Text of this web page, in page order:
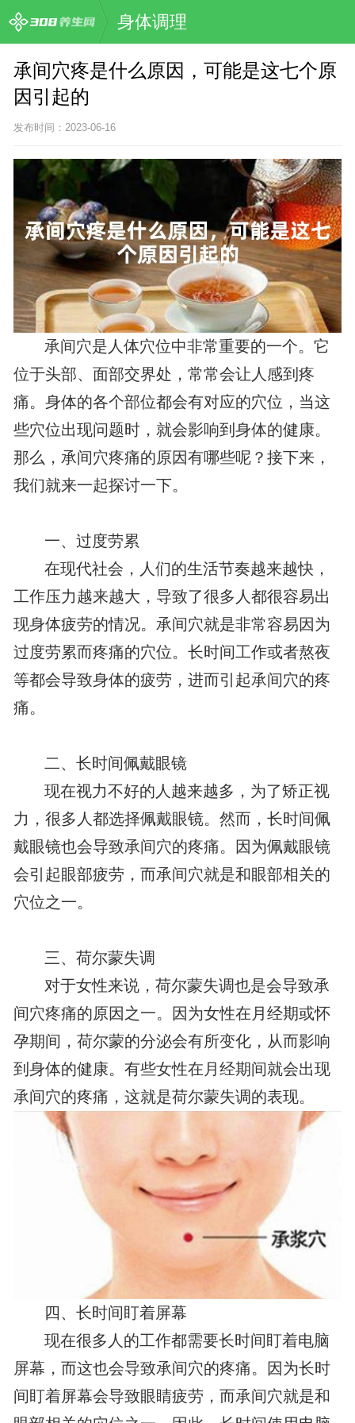
身体调理
承间穴疼是什么原因，可能是这七个原
因引起的
发布时间：2023-06-16
承间穴是人体穴位中非常重要的一个。它
位于头部、面部交界处，常常会让人感到疼
痛。身体的各个部位都会有对应的穴位，当这
些穴位出现问题时，就会影响到身体的健康。
那么，承间穴疼痛的原因有哪些呢？接下来，
我们就来一起探讨一下。
一、过度劳累
在现代社会，人们的生活节奏越来越快，
工作压力越来越大，导致了很多人都很容易出
现身体疲劳的情况。承间穴就是非常容易因为
过度劳累而疼痛的穴位。长时间工作或者熬夜
等都会导致身体的疲劳，进而引起承间穴的疼
痛。
二、长时间佩戴眼镜
现在视力不好的人越来越多，为了矫正视
力，很多人都选择佩戴眼镜。然而，长时间佩
戴眼镜也会导致承间穴的疼痛。因为佩戴眼镜
会引起眼部疲劳，而承间穴就是和眼部相关的
穴位之一。
三、荷尔蒙失调
对于女性来说，荷尔蒙失调也是会导致承
间穴疼痛的原因之一。因为女性在月经期或怀
孕期间，荷尔蒙的分泌会有所变化，从而影响
到身体的健康。有些女性在月经期间就会出现
承间穴的疼痛，这就是荷尔蒙失调的表现。
四、长时间盯着屏幕
现在很多人的工作都需要长时间盯着电脑
屏幕，而这也会导致承间穴的疼痛。因为长时
间盯着屏幕会导致眼睛疲劳，而承间穴就是和